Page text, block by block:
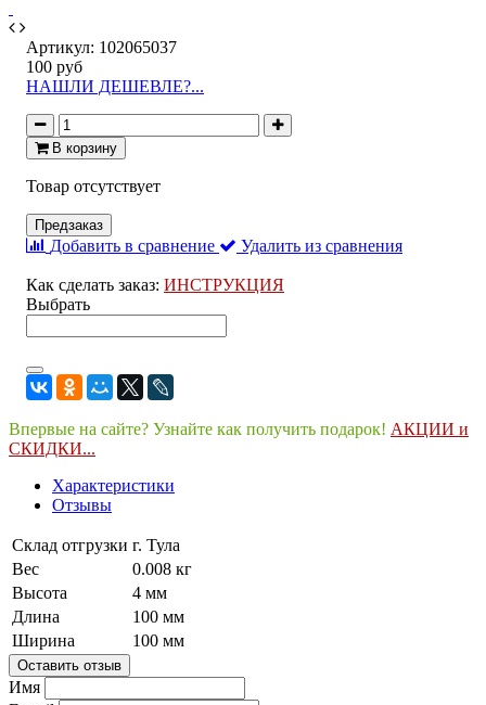
Артикул: 102065037
100 руб
НАШЛИ ДЕШЕВЛЕ?...
В корзину
Товар отсутствует
Предзаказ
Добавить в сравнение Удалить из сравнения
Как сделать заказ: ИНСТРУКЦИЯ
Выбрать
Впервые на сайте? Узнайте как получить подарок! АКЦИИ и
СКИДКИ...
Характеристики
Отзывы
Склад отгрузки г. Тула
Вес
0.008 кг
Высота
4 мм
Длина
100 мм
Ширина
100 мм
Оставить отзыв
Имя